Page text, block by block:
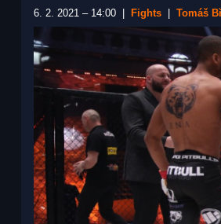
6. 2. 2021 – 14:00 Fights Tomáš